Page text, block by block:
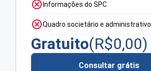
Informações do SPC
Quadro societário e administrativo
Gratuito(R$0,00)
Consultar grátis